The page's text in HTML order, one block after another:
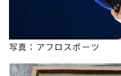
写真：アフロスポーツ